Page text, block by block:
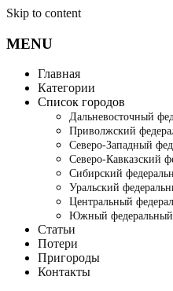
Skip to content
MENU
Главная
Категории
Список городов
Дальневосточный
Приволжский
Северо-Западный
Северо-Кавказский
Сибирский
Уральский
Центральный
Южный федеральный
Статьи
Потери
Пригороды
Контакты